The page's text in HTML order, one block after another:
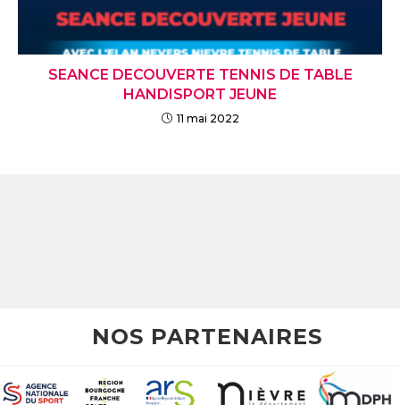
SEANCE DECOUVERTE TENNIS DE TABLE
HANDISPORT JEUNE
11 mai 2022
NOS PARTENAIRES